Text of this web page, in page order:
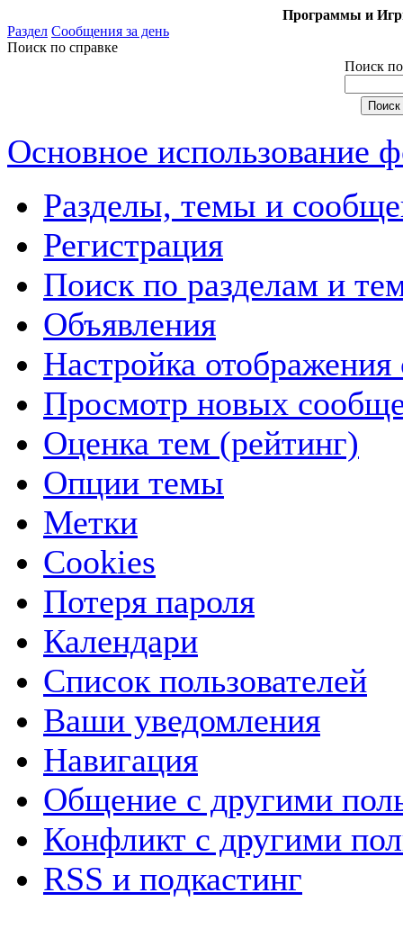
Программы и
Раздел Сообщения за день
Поиск по справке
Поиск
Основное использование
Разделы, темы и
Регистрация
Поиск по разделам и
Объявления
Настройка
Просмотр новых
Оценка тем (рейтинг)
Опции темы
Метки
Cookies
Потеря пароля
Календари
Список пользователей
Ваши уведомления
Навигация
Общение с другими
Конфликт с другими
RSS и подкастинг